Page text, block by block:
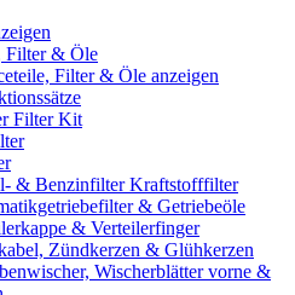
Filter & Öle
Filter & Öle anzeigen
Filter Kit
& Benzinfilter Kraftstofffilter
& Getriebeöle
& Verteilerfinger
Zündkerzen & Glühkerzen
Wischerblätter vorne &